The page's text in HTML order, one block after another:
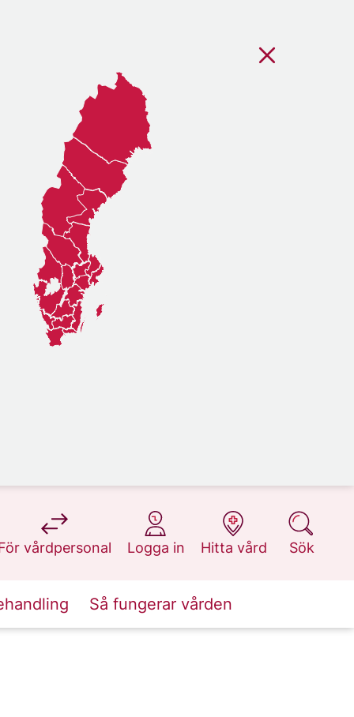
vårdpersonal
på 1177.se
Logga in
på 1177.se
Hitta vård
på 1177.se
Sök
på 1177.se
Så fungerar vården